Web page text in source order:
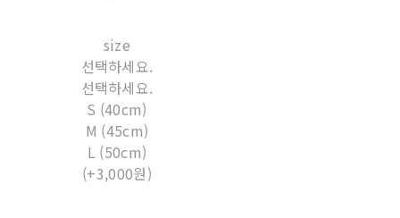
size
선택하세요.
선택하세요.
S (40cm)
M (45cm)
L (50cm)
(+3,000원)